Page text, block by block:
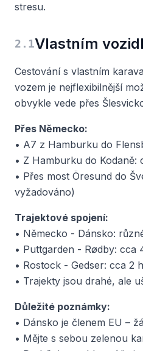
stresu.
2 . 1Vlastním
Cestování s vlastním
vozem je nejflexibilnější
obvykle vede přes
Přes Německo:
• A7 z Hamburku do
• Z Hamburku do Kodaně:
• Přes most Öresund do
vyžadováno)
Trajektové spojení:
• Německo - Dánsko:
• Puttgarden - Rødby: cca
• Rostock - Gedser: cca 2
• Trajekty jsou drahé, ale
Důležité poznámky:
• Dánsko je členem EU –
• Mějte s sebou zelenou